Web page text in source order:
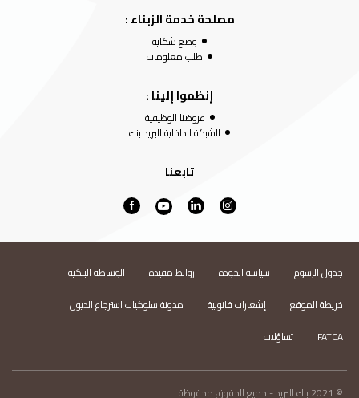
مصلحة خدمة الزبناء :
وضع شكاية
طلب معلومات
إنظموا إلينا :
عروضنا الوظيفية
الشبكة الداخلية للبريد بنك
تابعنا
جدول الرسوم سياسة الجودة روابط مفيدة
الوساطة البنكية
خريطة الموقع
إشعارات قانونية
مدونة سلوكيات استرجاع الديون
FATCA
تساؤلات